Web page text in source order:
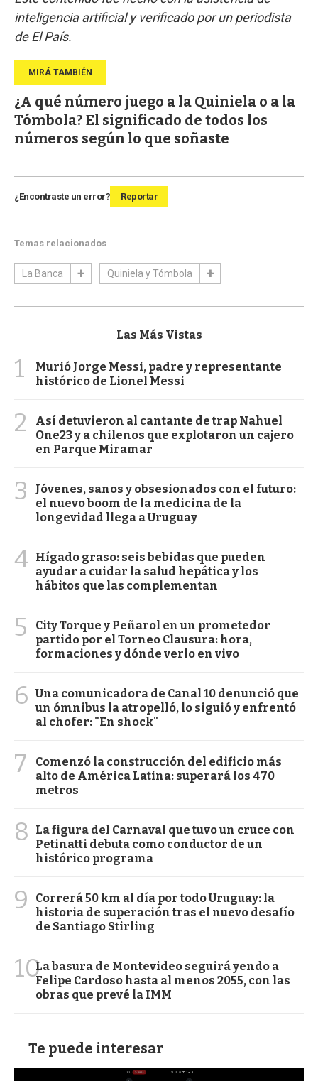
inteligencia artificial y verificado por un periodista
de El País.
¿A qué número juego a la Quiniela o a la
Tómbola? El significado de todos los
números según lo que soñaste
¿Encontraste un error? Reportar
Temas relacionados
La Banca Quiniela y Tómbola
Las Más Vistas
1
Murió Jorge Messi, padre y representante
histórico de Lionel Messi
2
Así detuvieron al cantante de trap Nahuel
One23 y a chilenos que explotaron un cajero
en Parque Miramar
3
Jóvenes, sanos y obsesionados con el futuro:
el nuevo boom de la medicina de la
longevidad llega a Uruguay
4 Hígado graso: seis bebidas que pueden
ayudar a cuidar la salud hepática y los
hábitos que las complementan
5
City Torque y Peñarol en un prometedor
partido por el Torneo Clausura: hora,
formaciones y dónde verlo en vivo
6 Una comunicadora de Canal 10 denunció que
un ómnibus la atropelló, lo siguió y enfrentó
al chofer: "En shock"
7
Comenzó la construcción del edificio más
alto de América Latina: superará los 470
metros
8
La figura del Carnaval que tuvo un cruce con
Petinatti debuta como conductor de un
histórico programa
9
Correrá 50 km al día por todo Uruguay: la
historia de superación tras el nuevo desafío
de Santiago Stirling
10La basura de Montevideo seguirá yendo a
Felipe Cardoso hasta al menos 2055, con las
obras que prevé la IMM
Te puede interesar